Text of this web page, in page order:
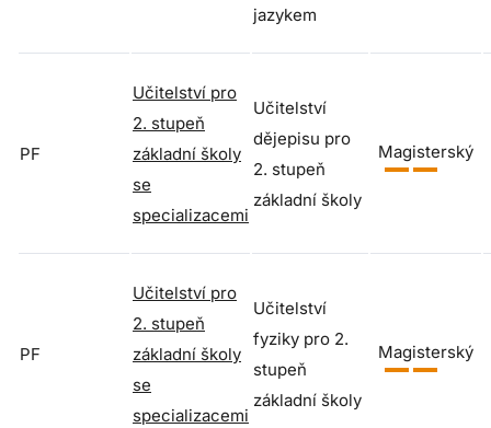
jazykem
PF
Učitelství pro
2. stupeň
základní školy
se
specializacemi
Učitelství
dějepisu pro
2. stupeň
základní školy
Magisterský
PF
Učitelství pro
2. stupeň
základní školy
se
specializacemi
Učitelství
fyziky pro 2.
stupeň
základní školy
Magisterský